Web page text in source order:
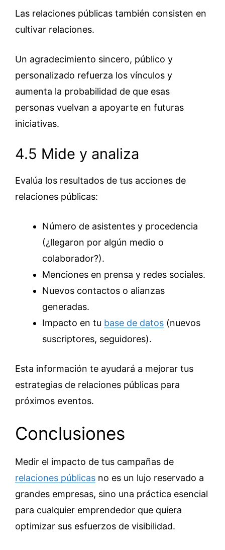
Las relaciones públicas también consisten en
cultivar relaciones.
Un agradecimiento sincero, público y
personalizado refuerza los vínculos y
aumenta la probabilidad de que esas
personas vuelvan a apoyarte en futuras
iniciativas.
4.5 Mide y analiza
Evalúa los resultados de tus acciones de
relaciones públicas:
Número de asistentes y procedencia
(¿llegaron por algún medio o
colaborador?).
Menciones en prensa y redes sociales.
Nuevos contactos o alianzas
generadas.
Impacto en tu base de datos (nuevos
suscriptores, seguidores).
Esta información te ayudará a mejorar tus
estrategias de relaciones públicas para
próximos eventos.
Conclusiones
Medir el impacto de tus campañas de
relaciones públicas no es un lujo reservado a
grandes empresas, sino una práctica esencial
para cualquier emprendedor que quiera
optimizar sus esfuerzos de visibilidad.